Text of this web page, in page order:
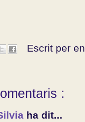
Escrit per en
:
ha dit...